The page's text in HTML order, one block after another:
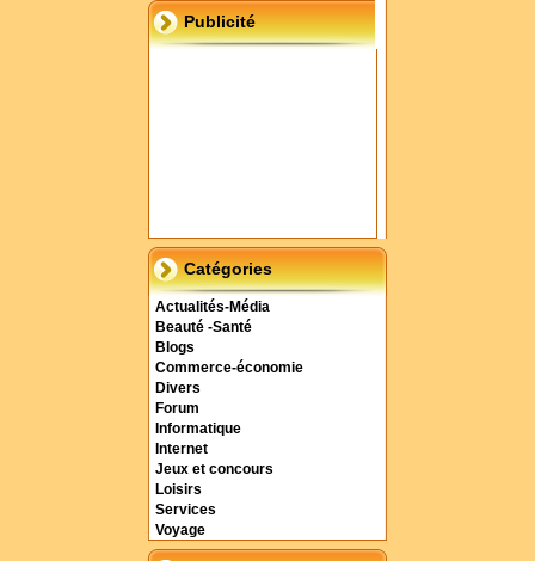
Publicité
Catégories
Actualités-Média
Beauté -Santé
Blogs
Commerce-économie
Divers
Forum
Informatique
Internet
Jeux et concours
Loisirs
Services
Voyage